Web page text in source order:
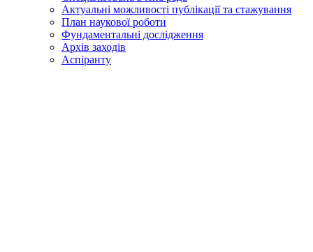
Актуальні можливості публікації та стажування
План наукової роботи
Фундаментальні дослідження
Архів заходів
Аспіранту